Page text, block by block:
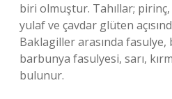
biri olmuştur. Tahıllar;
yulaf ve çavdar glüten
Baklagiller arasında
barbunya fasulyesi, sarı,
bulunur.